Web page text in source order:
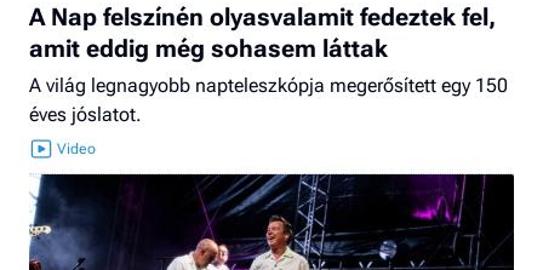
A Nap felszínén olyasvalamit fedeztek fel,
amit eddig még sohasem láttak
A világ legnagyobb napteleszkópja megerősített egy 150
éves jóslatot.